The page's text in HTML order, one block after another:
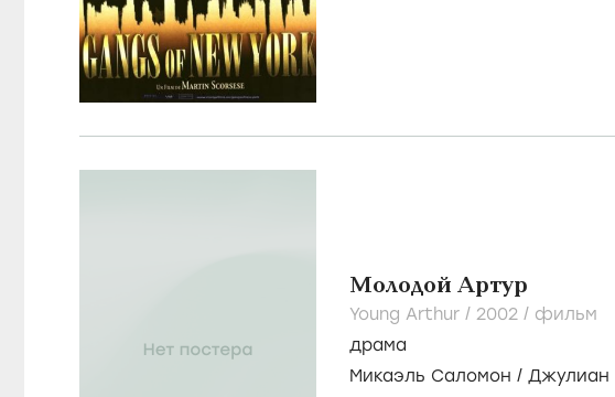
Молодой Артур
Young Arthur / 2002 / фильм
драма
Микаэль Саломон / Джулиан